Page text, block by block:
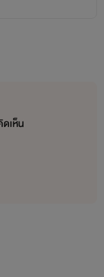
เห็น